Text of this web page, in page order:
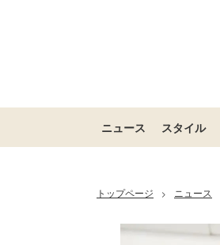
ニュース スタイル
トップページ > ニュース